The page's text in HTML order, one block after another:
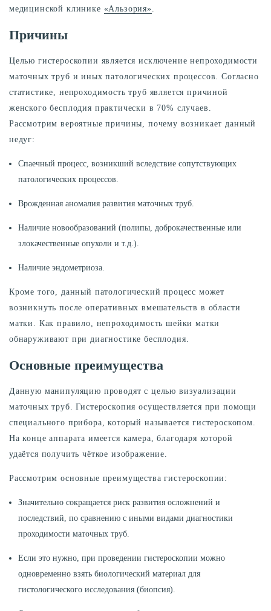
медицинской клинике «Альзория».
Причины
Целью гистероскопии является исключение непроходимости
маточных труб и иных патологических процессов. Согласно
статистике, непроходимость труб является причиной
женского бесплодия практически в 70% случаев.
Рассмотрим вероятные причины, почему возникает данный
недуг:
Спаечный процесс, возникший вследствие сопутствующих
патологических процессов.
Врожденная аномалия развития маточных труб.
Наличие новообразований (полипы, доброкачественные или
злокачественные опухоли и т.д.).
Наличие эндометриоза.
Кроме того, данный патологический процесс может
возникнуть после оперативных вмешательств в области
матки. Как правило, непроходимость шейки матки
обнаруживают при диагностике бесплодия.
Основные преимущества
Данную манипуляцию проводят с целью визуализации
маточных труб. Гистероскопия осуществляется при помощи
специального прибора, который называется гистероскопом.
На конце аппарата имеется камера, благодаря которой
удаётся получить чёткое изображение.
Рассмотрим основные преимущества гистероскопии:
Значительно сокращается риск развития осложнений и
последствий, по сравнению с иными видами диагностики
проходимости маточных труб.
Если это нужно, при проведении гистероскопии можно
одновременно взять биологический материал для
гистологического исследования (биопсия).